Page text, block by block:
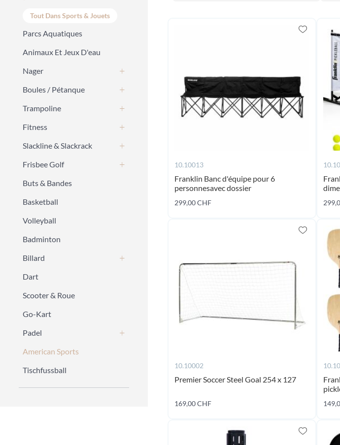
10.10013
Franklin Banc d'équipe pour 6
personnesavec dossier
299,00 CHF
10.10002
Premier Soccer Steel Goal 254 x 127
169,00 CHF
Tout Dans Sports & Jouets
Parcs Aquatiques
Animaux Et Jeux D'eau
Nager
Boules / Pétanque
Trampoline
Fitness
Slackline & Slackrack
Frisbee Golf
Buts & Bandes
Basketball
Volleyball
Badminton
Billard
Dart
Scooter & Roue
Go-Kart
Padel
American Sports
Tischfussball